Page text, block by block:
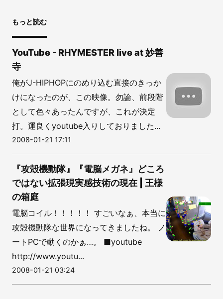
もっと読む
YouTube - RHYMESTER live at 妙善
寺
俺がJ-HIPHOPにのめり込む直接のきっか
けになったのが、この映像。勿論、前段階
として色々あったんですが、これが決定
打。運良くyoutube入りしておりました...
2008-01-21 17:11
『攻殻機動隊』『電脳メガネ』どころ
ではない拡張現実感技術の現在 | 王様
の箱庭
電脳コイル！！！！！ すごいなぁ、本当に
攻殻機動隊な世界になってきましたね。 ノ
ートPCで動くのかぁ…。 ■youtube
http://www.youtu...
2008-01-21 03:24